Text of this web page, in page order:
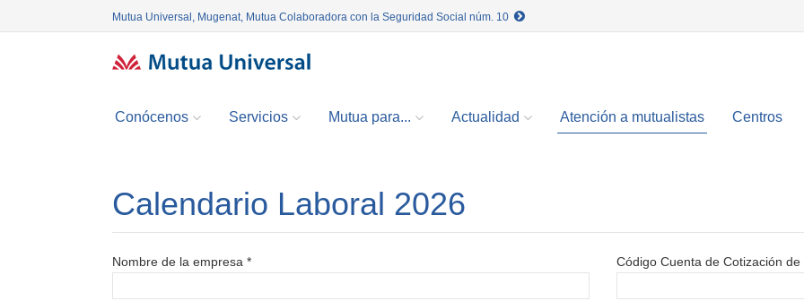
Mutua Universal, Mugenat, Mutua Colaboradora con la Seguridad Social núm. 10
Conócenos Servicios Mutua para... Actualidad Atención a mutualistas Centros
Calendario Laboral 2026
Nombre de la empresa * Código Cuenta de Cotización